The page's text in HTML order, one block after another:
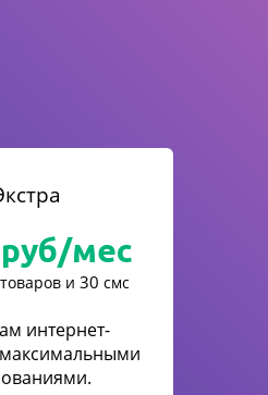
руб/мес
и 30 смс
интернет-